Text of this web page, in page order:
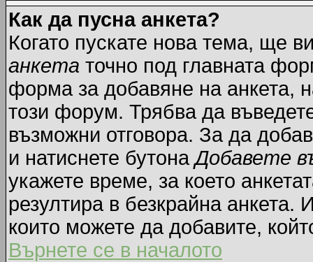
Как да пусна анкета?
Когато пускате нова тема, ще
анкета точно под главната
форма за добавяне на анкета,
този форум. Трябва да
възможни отговора. За да
и натиснете бутонаДобавете
укажете време, за което
резултира в безкрайна
които можете да добавите,
Върнете се в началото